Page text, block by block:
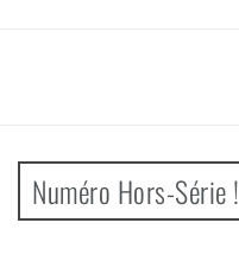
Numéro Hors-Série !